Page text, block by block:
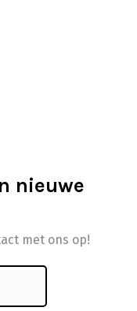
nieuwe
met ons op!